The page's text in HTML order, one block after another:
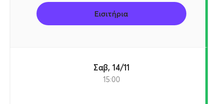
Εισιτήρια
Σαβ, 14/11
15:00